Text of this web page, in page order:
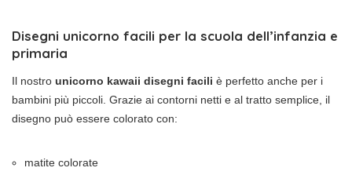
Disegni unicorno facili per la scuola dell’infanzia e
primaria
Il nostro unicorno kawaii disegni facili è perfetto anche per i
bambini più piccoli. Grazie ai contorni netti e al tratto semplice, il
disegno può essere colorato con:
matite colorate